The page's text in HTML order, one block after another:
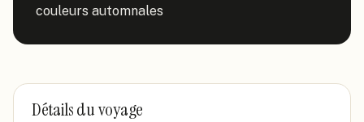
couleurs automnales
Détails du voyage